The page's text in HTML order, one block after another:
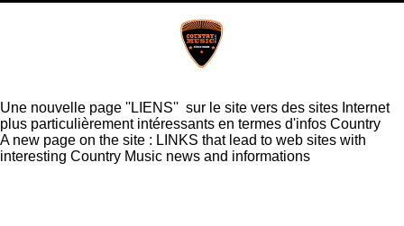
Une nouvelle page ''LIENS'' sur le site vers des sites Internet
plus particulièrement intéressants en termes d'infos Country
A new page on the site : LINKS that lead to web sites with
interesting Country Music news and informations